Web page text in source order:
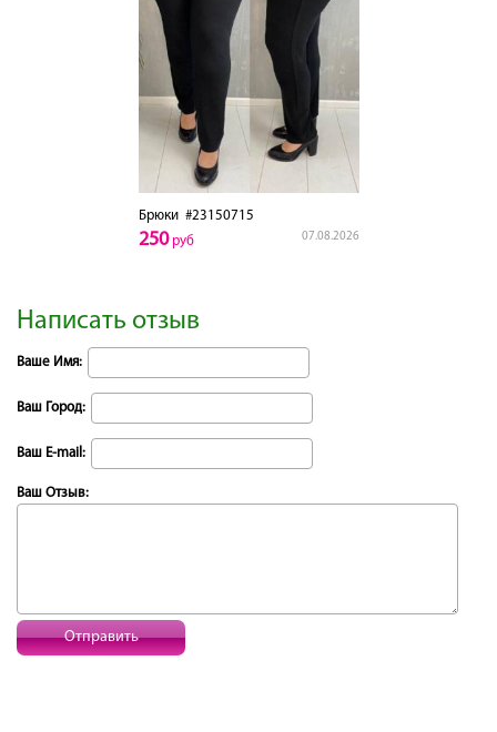
Брюки#23150715
07.08.2026
250руб
Написать отзыв
Ваше Имя:
Ваш Город:
Ваш E-mail:
Ваш Отзыв:
Отправить